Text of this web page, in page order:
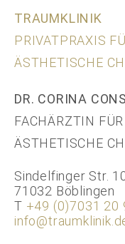
TRAUMKLINIK
PRIVATPRAXIS
ÄSTHETISCHE
DR. CORINA
FACHÄRZTIN
ÄSTHETISCHE
Sindelfinger Str.
71032 Böblingen
T +49 (0)7031 20